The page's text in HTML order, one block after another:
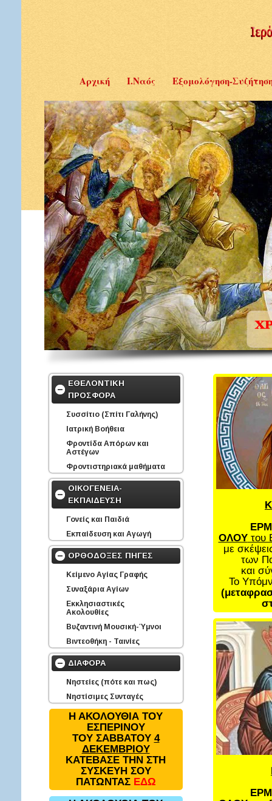
Αρχική Ι.Ναός Εξομολόγηση-
ΕΘΕΛΟΝΤΙΚΗ
ΠΡΟΣΦΟΡΑ
Συσσίτιο (Σπίτι Γαλήνης)
Ιατρική Βοήθεια
Φροντίδα Απόρων και
Αστέγων
Φροντιστηριακά μαθήματα
ΟΙΚΟΓΕΝΕΙΑ-
ΕΚΠΑΙΔΕΥΣΗ
Γονείς και Παιδιά
Εκπαίδευση και Αγωγή
ΟΡΘΟΔΟΞΕΣ ΠΗΓΕΣ
Κείμενο Αγίας Γραφής
Συναξάρια Αγίων
Εκκλησιαστικές
Ακολουθίες
Βυζαντινή Μουσική-Ύμνοι
Βιντεοθήκη - Ταινίες
ΔΙΑΦΟΡΑ
Νηστείες (πότε και πως)
Νηστίσιμες Συνταγές
Η ΑΚΟΛΟΥΘΙΑ ΤΟΥ
ΕΣΠΕΡΙΝΟΥ
ΤΟΥ ΣΑΒΒΑΤΟΥ 4
ΔΕΚΕΜΒΡΙΟΥ
ΚΑΤΕΒΑΣΕ ΤΗΝ ΣΤΗ
ΣΥΣΚΕΥΗ ΣΟΥ
ΠΑΤΩΝΤΑΣ ΕΔΩ
ΟΛΟΥτου
με
των
και
Το